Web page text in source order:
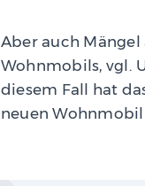
Aber auch
Wohnmobils, vgl.
diesem Fall hat
neuen